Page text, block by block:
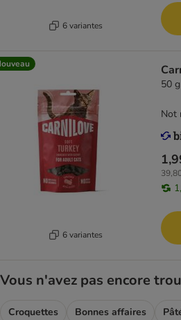
6 variantes
6 variantes
50
Not
Vous n'avez pas encore
Croquettes Bonnes affaires